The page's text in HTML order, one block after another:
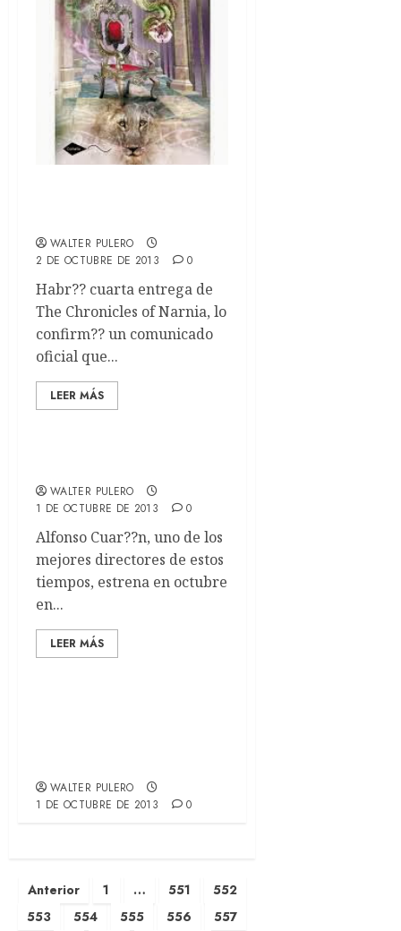
WALTER PULERO
2 DE OCTUBRE DE 2013
0
Habr?? cuarta entrega de
The Chronicles of Narnia, lo
confirm?? un comunicado
oficial que...
LEER MÁS
WALTER PULERO
1 DE OCTUBRE DE 2013
0
Alfonso Cuar??n, uno de los
mejores directores de estos
tiempos, estrena en octubre
en...
LEER MÁS
WALTER PULERO
1 DE OCTUBRE DE 2013
0
Anterior 1 … 551
552
553
554 555 556
557